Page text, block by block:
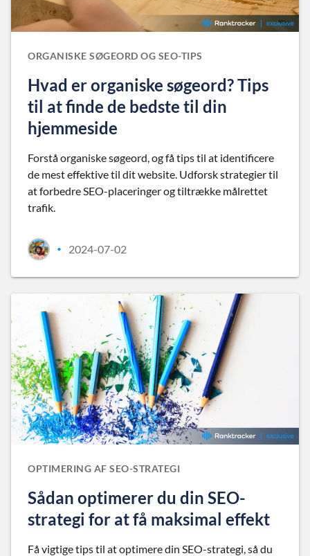
ORGANISKE SØGEORD OG SEO-TIPS
Hvad er organiske søgeord? Tips
til at finde de bedste til din
hjemmeside
Forstå organiske søgeord, og få tips til at identificere
de mest effektive til dit website. Udforsk strategier til
at forbedre SEO-placeringer og tiltrække målrettet
trafik.
• 2024-07-02
OPTIMERING AF SEO-STRATEGI
Sådan optimerer du din SEO-
strategi for at få maksimal effekt
Få vigtige tips til at optimere din SEO-strategi, så du